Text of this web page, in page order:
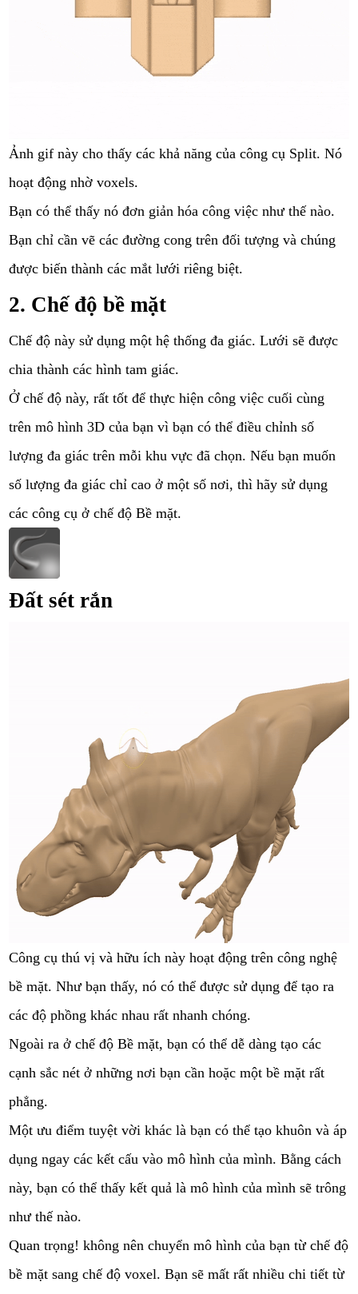
Ảnh gif này cho thấy các khả năng của công cụ Split. Nó
hoạt động nhờ voxels.
Bạn có thể thấy nó đơn giản hóa công việc như thế nào.
Bạn chỉ cần vẽ các đường cong trên đối tượng và chúng
được biến thành các mắt lưới riêng biệt.
2. Chế độ bề mặt
Chế độ này sử dụng một hệ thống đa giác. Lưới sẽ được
chia thành các hình tam giác.
Ở chế độ này, rất tốt để thực hiện công việc cuối cùng
trên mô hình 3D của bạn vì bạn có thể điều chỉnh số
lượng đa giác trên mỗi khu vực đã chọn. Nếu bạn muốn
số lượng đa giác chỉ cao ở một số nơi, thì hãy sử dụng
các công cụ ở chế độ Bề mặt.
Đất sét rắn
Công cụ thú vị và hữu ích này hoạt động trên công nghệ
bề mặt. Như bạn thấy, nó có thể được sử dụng để tạo ra
các độ phồng khác nhau rất nhanh chóng.
Ngoài ra ở chế độ Bề mặt, bạn có thể dễ dàng tạo các
cạnh sắc nét ở những nơi bạn cần hoặc một bề mặt rất
phẳng.
Một ưu điểm tuyệt vời khác là bạn có thể tạo khuôn và áp
dụng ngay các kết cấu vào mô hình của mình. Bằng cách
này, bạn có thể thấy kết quả là mô hình của mình sẽ trông
như thế nào.
Quan trọng! không nên chuyển mô hình của bạn từ chế độ
bề mặt sang chế độ voxel. Bạn sẽ mất rất nhiều chi tiết từ